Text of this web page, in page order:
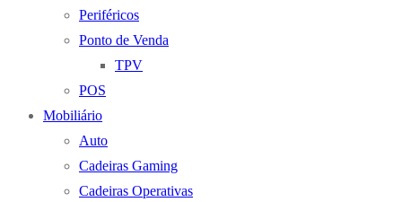
Periféricos
Ponto de Venda
TPV
POS
Mobiliário
Auto
Cadeiras Gaming
Cadeiras Operativas